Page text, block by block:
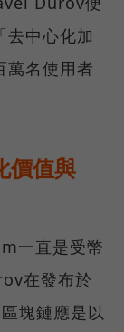
去中心化加
萬名使用者
價值與
一直是受幣
在發布於
塊鏈應是以